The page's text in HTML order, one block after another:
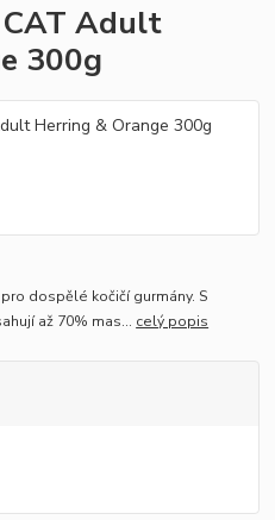
CAT Adult
300g
dospělé kočičí gurmány. S
až 70% mas... celý popis